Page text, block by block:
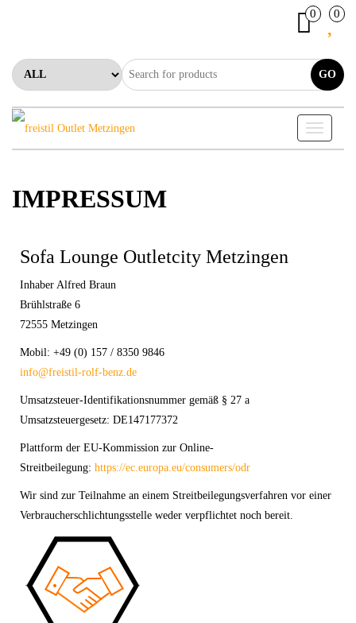
0 0
GO
Toggle
IMPRESSUM
Sofa Lounge Outletcity Metzingen
Inhaber Alfred Braun
Brühlstraße 6
72555 Metzingen
Mobil: +49 (0) 157 / 8350 9846
info@freistil-rolf-benz.de
Umsatzsteuer-Identifikationsnummer gemäß § 27 a
Umsatzsteuergesetz: DE147177372
Plattform der EU-Kommission zur Online-
Streitbeilegung: https://ec.europa.eu/consumers/odr
Wir sind zur Teilnahme an einem Streitbeilegungsverfahren vor einer
Verbraucherschlichtungsstelle weder verpflichtet noch bereit.